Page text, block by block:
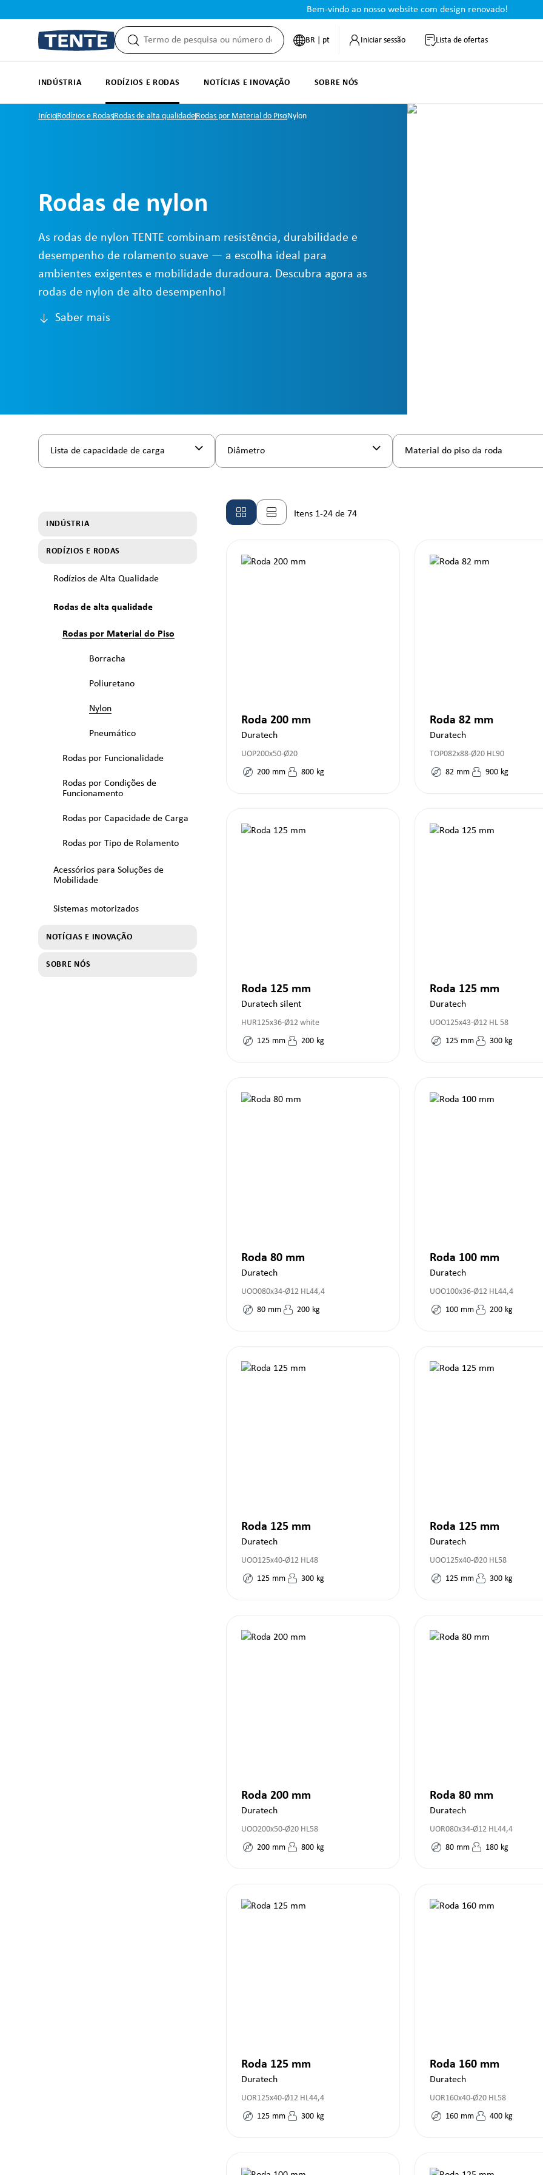
Bem-vindo ao nosso website com design renovado!
BR | pt Iniciar sessão Lista de ofertas
INDÚSTRIA RODÍZIOS E RODAS NOTÍCIAS E INOVAÇÃO SOBRE NÓS
InícioRodízios e RodasRodas de alta qualidadeRodas por Material do PisoNylon
Rodas de nylon
As rodas de nylon TENTE combinam resistência, durabilidade e
desempenho de rolamento suave — a escolha ideal para
ambientes exigentes e mobilidade duradoura. Descubra agora as
rodas de nylon de alto desempenho!
Saber mais
Lista de capacidade de carga Diâmetro Material do piso da roda
INDÚSTRIA
RODÍZIOS E RODAS
Rodízios de Alta Qualidade
Rodas de alta qualidade
Rodas por Material do Piso
Borracha
Poliuretano
Nylon
Pneumático
Rodas por Funcionalidade
Rodas por Condições de
Funcionamento
Rodas por Capacidade de Carga
Rodas por Tipo de Rolamento
Acessórios para Soluções de
Mobilidade
Sistemas motorizados
NOTÍCIAS E INOVAÇÃO
SOBRE NÓS
Itens 1-24 de 74
Roda 200 mm
Duratech
UOP200x50-Ø20
200 mm 800 kg
Roda 82 mm
Duratech
TOP082x88-Ø20 HL90
82 mm 900 kg
Roda 125 mm
Duratech silent
HUR125x36-Ø12 white
125 mm 200 kg
Roda 125 mm
Duratech
UOO125x43-Ø12 HL 58
125 mm 300 kg
Roda 80 mm
Duratech
UOO080x34-Ø12 HL44,4
80 mm 200 kg
Roda 100 mm
Duratech
UOO100x36-Ø12 HL44,4
100 mm 200 kg
Roda 125 mm
Duratech
UOO125x40-Ø12 HL48
125 mm 300 kg
Roda 125 mm
Duratech
UOO125x40-Ø20 HL58
125 mm 300 kg
Roda 200 mm
Duratech
UOO200x50-Ø20 HL58
200 mm 800 kg
Roda 80 mm
Duratech
UOR080x34-Ø12 HL44,4
80 mm 180 kg
Roda 125 mm
Duratech
UOR125x40-Ø12 HL44,4
125 mm 300 kg
Roda 160 mm
Duratech
UOR160x40-Ø20 HL58
160 mm 400 kg